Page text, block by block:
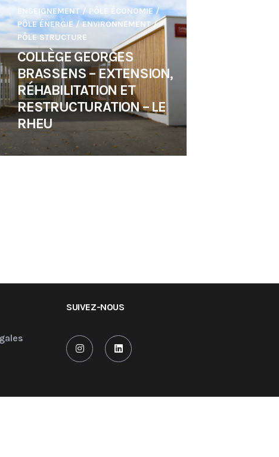
ENSEIGNEMENT/ PÔLE ÉCONOMIE/
PÔLE ÉNERGIE / ENVIRONNEMENT/
PÔLE STRUCTURE
COLLÈGE GEORGES
BRASSENS – EXTENSION,
RÉHABILITATION ET
RESTRUCTURATION – LE
RHEU
SUIVEZ-NOUS